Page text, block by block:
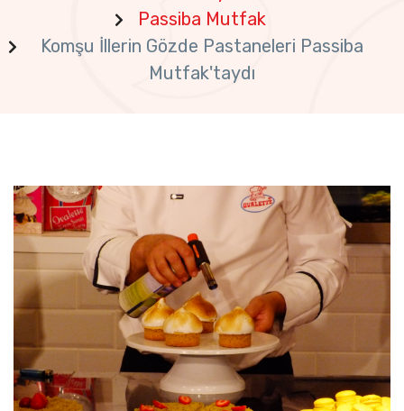
Passiba Mutfak
Komşu İllerin Gözde Pastaneleri Passiba
Mutfak'taydı